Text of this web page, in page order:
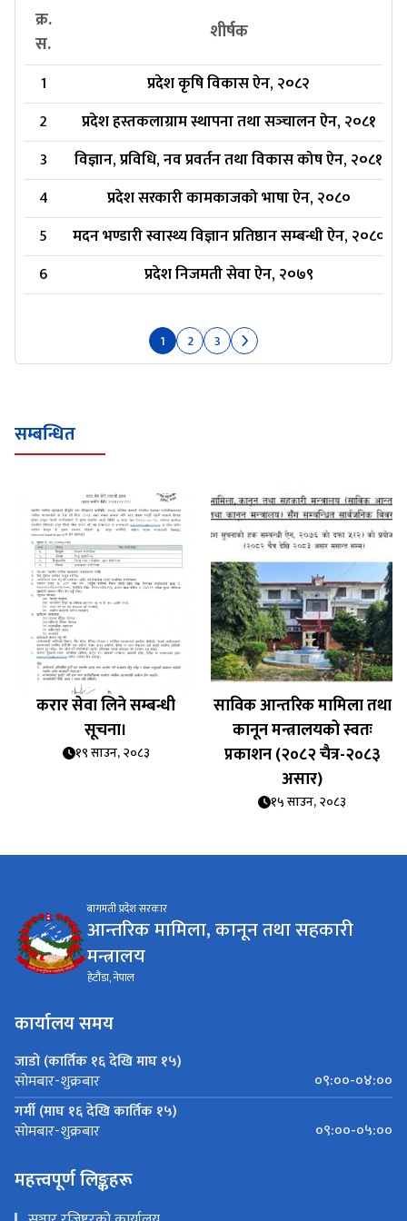
क्र.
स.
शीर्षक
1
प्रदेश कृषि विकास ऐन, २०८२
2
प्रदेश हस्तकलाग्राम स्थापना तथा सञ्‍चालन ऐन, २०८१
3
विज्ञान, प्रविधि, नव प्रवर्तन तथा विकास कोष ऐन, २०८१
4
प्रदेश सरकारी कामकाजको भाषा ऐन, २०८०
5
मदन भण्डारी स्वास्थ्य विज्ञान प्रतिष्ठान सम्बन्धी ऐन, २०८०
6
प्रदेश निजमती सेवा ऐन, २०७९
1 2 3
सम्बन्धित
करार सेवा लिने सम्बन्धी
सूचना।
१९ साउन, २०८३
साविक आन्तरिक मामिला तथा
कानून मन्त्रालयको स्वतः
प्रकाशन (२०८२ चैत्र-२०८३
असार)
१५ साउन, २०८३
बागमती प्रदेश सरकार
आन्तरिक मामिला, कानून तथा सहकारी
मन्त्रालय
हेटौंडा, नेपाल
कार्यालय समय
जाडो (कार्तिक १६ देखि माघ १५)
सोमबार-शुक्रबार
०९:००-०४:००
गर्मी (माघ १६ देखि कार्तिक १५)
सोमबार-शुक्रबार ०९:००-०५:००
महत्त्वपूर्ण लिङ्कहरू